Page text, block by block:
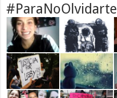
#ParaNoOlvidarte